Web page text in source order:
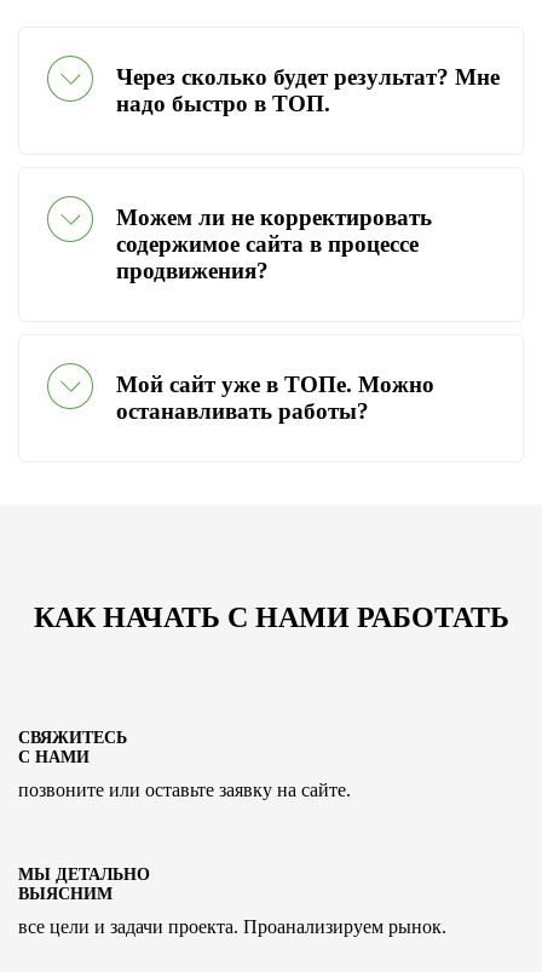
Через сколько будет результат? Мне
надо быстро в ТОП.
Можем ли не корректировать
содержимое сайта в процессе
продвижения?
Мой сайт уже в ТОПе. Можно
останавливать работы?
КАК НАЧАТЬ С НАМИ РАБОТАТЬ
СВЯЖИТЕСЬ
С НАМИ
позвоните или оставьте заявку на сайте.
МЫ ДЕТАЛЬНО
ВЫЯСНИМ
все цели и задачи проекта. Проанализируем рынок.